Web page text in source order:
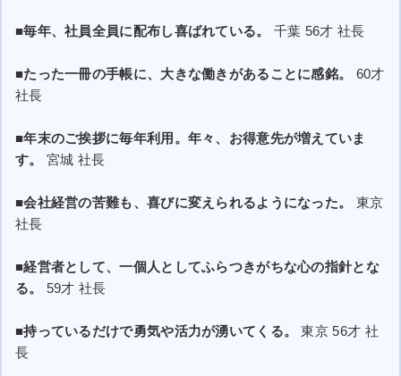
■毎年、社員全員に配布し喜ばれている。 千葉 56才 社長
■たった一冊の手帳に、大きな働きがあることに感銘。
60才
社長
■年末のご挨拶に毎年利用。年々、お得意先が増えていま
す。
宮城 社長
■会社経営の苦難も、喜びに変えられるようになった。
東京
社長
■経営者として、一個人としてふらつきがちな心の指針とな
る。
59才 社長
■持っているだけで勇気や活力が湧いてくる。
東京 56才 社
長